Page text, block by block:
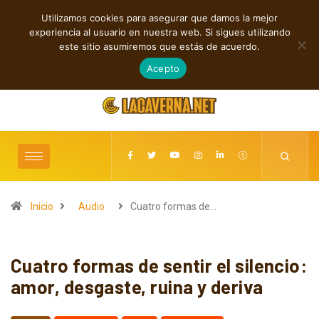
TENDENCIAS
Cuatro canciones independientes entre folk, rock y pop
agosto 8, 2026
Inicio Audio Cuatro formas de…
Cuatro formas de sentir el silencio:
amor, desgaste, ruina y deriva
Utilizamos cookies para asegurar que damos la mejor
experiencia al usuario en nuestra web. Si sigues utilizando
este sitio asumiremos que estás de acuerdo.
Acepto